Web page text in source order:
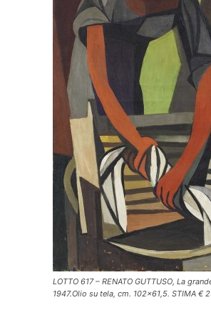
LOTTO 617 – RENATO GUTTUSO, La
1947.Olio su tela, cm. 102×61,5. STIMA €